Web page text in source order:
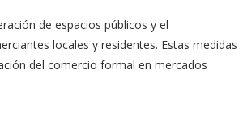
de espacios públicos y el
locales y residentes. Estas medidas
del comercio formal en mercados